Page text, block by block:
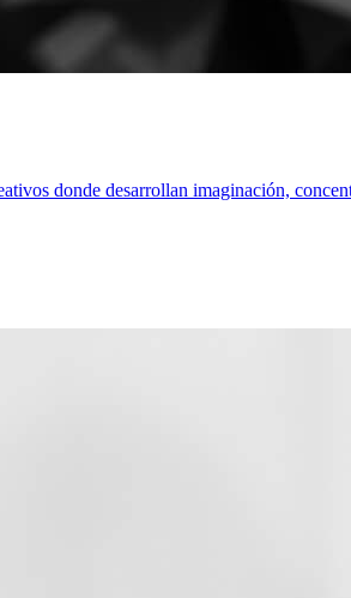
donde desarrollan imaginación,